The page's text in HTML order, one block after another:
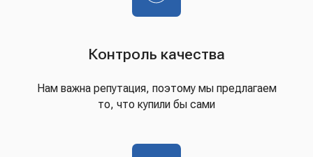
Контроль качества
Нам важна репутация, поэтому мы предлагаем
то, что купили бы сами